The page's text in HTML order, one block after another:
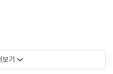
커피나무 루트 031·커피와의 최초
산속에 남겨진 커피 038·에티오피
보기